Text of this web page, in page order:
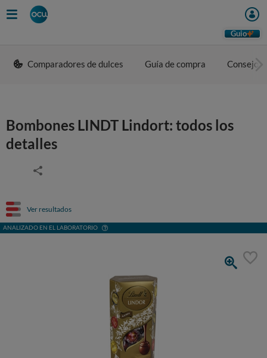
Guio
Comparadores de dulces Guía de compra Consejos
Bombones LINDT Lindort: todos los
detalles
Ver resultados
ANALIZADO EN EL LABORATORIO